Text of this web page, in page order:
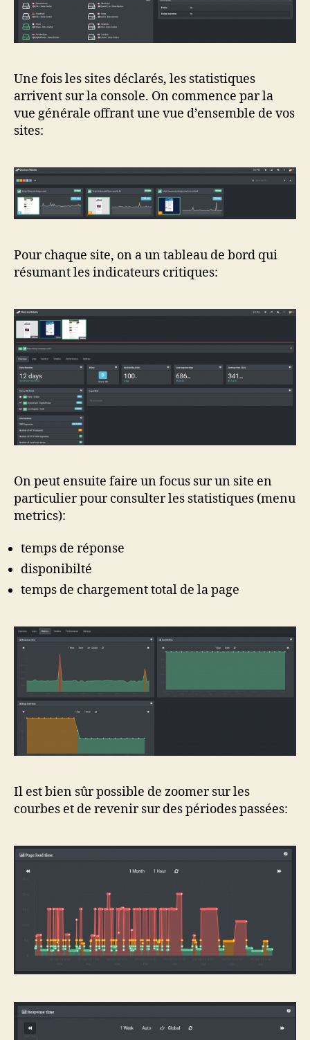
Une fois les sites déclarés, les statistiques
arrivent sur la console. On commence par la
vue générale offrant une vue d’ensemble de vos
sites:
Pour chaque site, on a un tableau de bord qui
résumant les indicateurs critiques:
On peut ensuite faire un focus sur un site en
particulier pour consulter les statistiques (menu
metrics):
temps de réponse
disponibilté
temps de chargement total de la page
Il est bien sûr possible de zoomer sur les
courbes et de revenir sur des périodes passées: